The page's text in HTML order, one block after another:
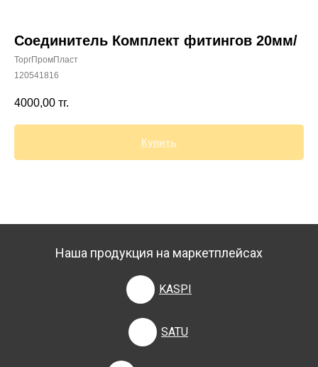
Соединитель Комплект фитингов 20мм/
ТоргПромПласт
120541816
4000,00 тг.
Купить
Наша продукция на маркетплейсах
KASPI
SATU